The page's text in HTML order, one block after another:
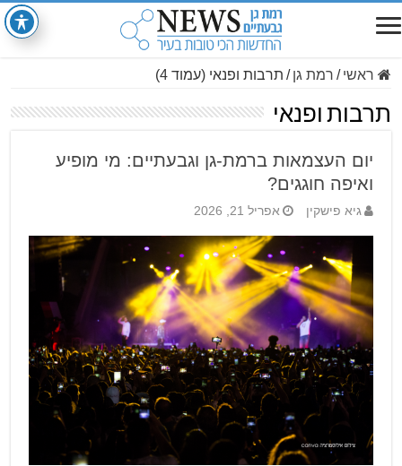
ראשי / רמת גן / תרבות ופנאי (עמוד 4)
תרבות ופנאי
יום העצמאות ברמת-גן וגבעתיים: מי מופיע
ואיפה חוגגים?
גיא פישקין אפריל 21, 2026